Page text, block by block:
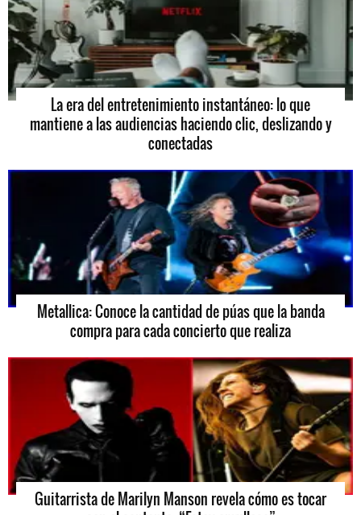
La era del entretenimiento instantáneo: lo que
mantiene a las audiencias haciendo clic, deslizando y
conectadas
Metallica: Conoce la cantidad de púas que la banda
compra para cada concierto que realiza
Guitarrista de Marilyn Manson revela cómo es tocar